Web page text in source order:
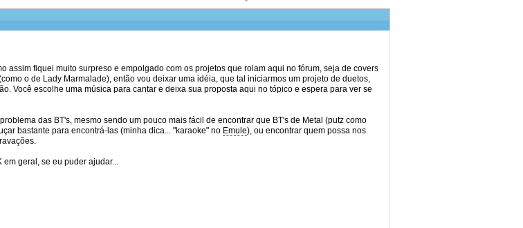
assim fiquei muito surpreso e empolgado com os projetos que rolam aqui no fórum, seja de covers
o de Lady Marmalade), então vou deixar uma idéia, que tal iniciarmos um projeto de duetos,
Você escolhe uma música para cantar e deixa sua proposta aqui no tópico e espera para ver se
das BT's, mesmo sendo um pouco mais fácil de encontrar que BT's de Metal (putz como
bastante para encontrá-las (minha dica... "karaoke" no Emule), ou encontrar quem possa nos
em geral, se eu puder ajudar...